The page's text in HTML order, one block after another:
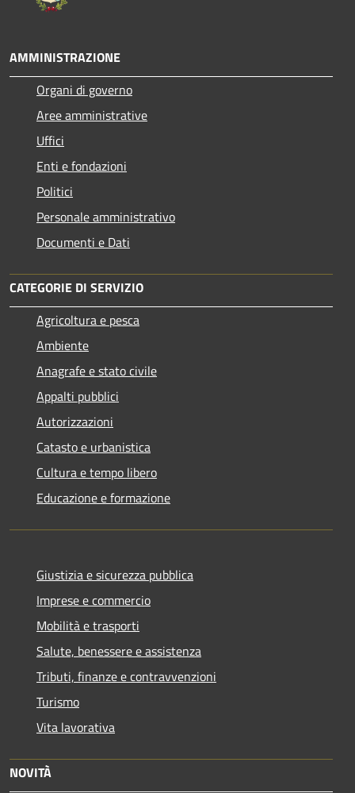
AMMINISTRAZIONE
Organi di governo
Aree amministrative
Uffici
Enti e fondazioni
Politici
Personale amministrativo
Documenti e Dati
CATEGORIE DI SERVIZIO
Agricoltura e pesca
Ambiente
Anagrafe e stato civile
Appalti pubblici
Autorizzazioni
Catasto e urbanistica
Cultura e tempo libero
Educazione e formazione
Giustizia e sicurezza pubblica
Imprese e commercio
Mobilità e trasporti
Salute, benessere e assistenza
Tributi, finanze e contravvenzioni
Turismo
Vita lavorativa
NOVITÀ